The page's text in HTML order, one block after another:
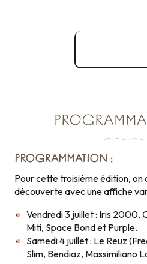
PROGRAMMATION :
Pour cette troisième édition, on
découverte avec une affiche
Vendredi 3 juillet : Iris 2000,
Miti, Space Bond et Purple.
Samedi 4 juillet : Le Reuz
Slim, Bendiaz, Massimiliano